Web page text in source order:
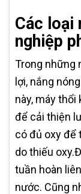
Các loại
nghiệp
Trong những
lợi, nắng
này, máy
để cải thiện
có đủ oxy để
do thiếu
tuần hoàn
nước. Cũng